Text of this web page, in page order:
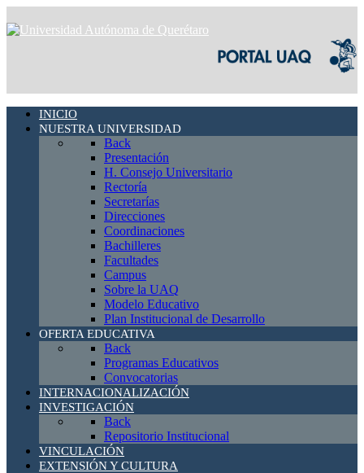
INICIO
NUESTRA UNIVERSIDAD
Back
Presentación
H. Consejo Universitario
Rectoría
Secretarías
Direcciones
Coordinaciones
Bachilleres
Facultades
Campus
Sobre la UAQ
Modelo Educativo
Plan Institucional de Desarrollo
OFERTA EDUCATIVA
Back
Programas Educativos
Convocatorias
INTERNACIONALIZACIÓN
INVESTIGACIÓN
Back
Repositorio Institucional
VINCULACIÓN
EXTENSIÓN Y CULTURA